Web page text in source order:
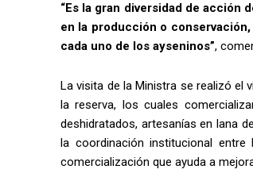
“Es la gran diversidad de acción
en la producción o
cada uno de los ayseninos”,
La visita de la Ministra se realizó el
la reserva, los cuales
deshidratados, artesanías en lana
la coordinación institucional entre
comercialización que ayuda a